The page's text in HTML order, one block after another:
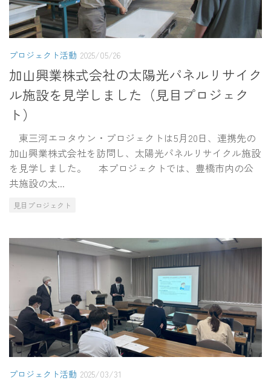
プロジェクト活動 2025/05/26
加山興業株式会社の太陽光パネルリサイク
ル施設を見学しました（見目プロジェク
ト）
東三河エコタウン・プロジェクトは5月20日、連携先の
加山興業株式会社を訪問し、太陽光パネルリサイクル施設
を見学しました。 本プロジェクトでは、豊橋市内の公
共施設の太...
見目プロジェクト
プロジェクト活動 2025/03/31